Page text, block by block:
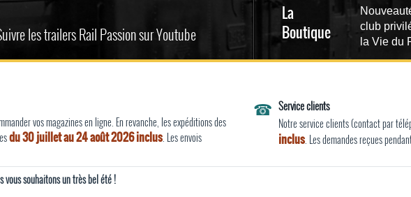
les trailers Rail Passion sur Youtube
RSS de Rail Passion
RSS d'Historail
La
Boutique
club
la Vie du
vos magazines en ligne. En revanche, les expéditions des
du 30 juillet au 24 août 2026 inclus . Les envois
☎ Service clients
Notre service clients (contact par
inclus . Les demandes reçues
vous souhaitons un très bel été !